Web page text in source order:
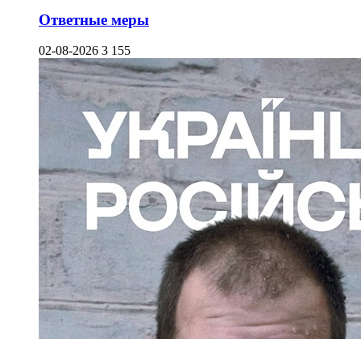
Ответные меры
02-08-2026 3 155